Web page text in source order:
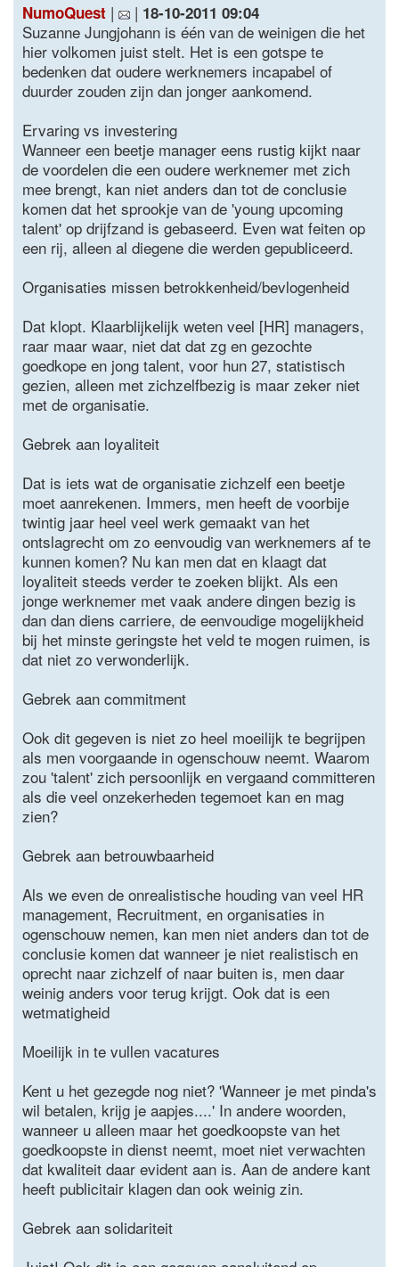
NumoQuest | | 18-10-2011 09:04
Suzanne Jungjohann is één van de weinigen die het
hier volkomen juist stelt. Het is een gotspe te
bedenken dat oudere werknemers incapabel of
duurder zouden zijn dan jonger aankomend.
Ervaring vs investering
Wanneer een beetje manager eens rustig kijkt naar
de voordelen die een oudere werknemer met zich
mee brengt, kan niet anders dan tot de conclusie
komen dat het sprookje van de 'young upcoming
talent' op drijfzand is gebaseerd. Even wat feiten op
een rij, alleen al diegene die werden gepubliceerd.
Organisaties missen betrokkenheid/bevlogenheid
Dat klopt. Klaarblijkelijk weten veel [HR] managers,
raar maar waar, niet dat dat zg en gezochte
goedkope en jong talent, voor hun 27, statistisch
gezien, alleen met zichzelfbezig is maar zeker niet
met de organisatie.
Gebrek aan loyaliteit
Dat is iets wat de organisatie zichzelf een beetje
moet aanrekenen. Immers, men heeft de voorbije
twintig jaar heel veel werk gemaakt van het
ontslagrecht om zo eenvoudig van werknemers af te
kunnen komen? Nu kan men dat en klaagt dat
loyaliteit steeds verder te zoeken blijkt. Als een
jonge werknemer met vaak andere dingen bezig is
dan dan diens carriere, de eenvoudige mogelijkheid
bij het minste geringste het veld te mogen ruimen, is
dat niet zo verwonderlijk.
Gebrek aan commitment
Ook dit gegeven is niet zo heel moeilijk te begrijpen
als men voorgaande in ogenschouw neemt. Waarom
zou 'talent' zich persoonlijk en vergaand committeren
als die veel onzekerheden tegemoet kan en mag
zien?
Gebrek aan betrouwbaarheid
Als we even de onrealistische houding van veel HR
management, Recruitment, en organisaties in
ogenschouw nemen, kan men niet anders dan tot de
conclusie komen dat wanneer je niet realistisch en
oprecht naar zichzelf of naar buiten is, men daar
weinig anders voor terug krijgt. Ook dat is een
wetmatigheid
Moeilijk in te vullen vacatures
Kent u het gezegde nog niet? 'Wanneer je met pinda's
wil betalen, krijg je aapjes....' In andere woorden,
wanneer u alleen maar het goedkoopste van het
goedkoopste in dienst neemt, moet niet verwachten
dat kwaliteit daar evident aan is. Aan de andere kant
heeft publicitair klagen dan ook weinig zin.
Gebrek aan solidariteit